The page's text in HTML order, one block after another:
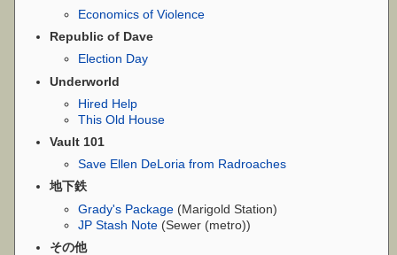
Economics of Violence
Republic of Dave
Election Day
Underworld
Hired Help
This Old House
Vault 101
Save Ellen DeLoria from Radroaches
地下鉄
Grady's Package (Marigold Station)
JP Stash Note (Sewer (metro))
その他